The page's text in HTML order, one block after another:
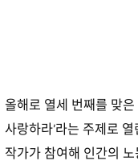
올해로 열세 번째를 맞
사랑하라’라는 주제로
작가가 참여해 인간의